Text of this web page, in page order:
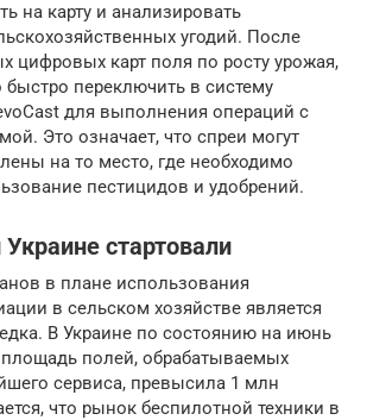
на карту и анализировать
угодий. После
цифровых карт поля по росту урожая,
переключить в систему
для выполнения операций с
Это означает, что спреи могут
на то место, где необходимо
пестицидов и удобрений.
стартовали
в плане использования
в сельском хозяйстве является
В Украине по состоянию на июнь
площадь полей, обрабатываемых
сервиса, превысила 1 млн
что рынок беспилотной техники в